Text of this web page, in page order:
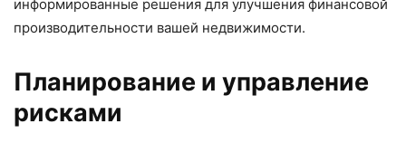
информированные решения для улучшения финансовой
производительности вашей недвижимости.
Планирование и управление
рисками